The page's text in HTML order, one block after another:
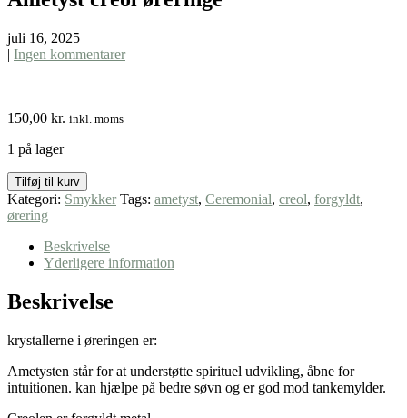
juli 16, 2025
| Ingen kommentarer
150,00 kr. inkl. moms
1 på lager
Ametyst
creol
øreringe
Tilføj til kurv
Kategori: Smykker Tags: ametyst, Ceremonial, creol, forgyldt,
ørering
Beskrivelse
Yderligere information
Beskrivelse
krystallerne i øreringen er:
Ametysten står for at understøtte spirituel udvikling, åbne for
intuitionen. kan hjælpe på bedre søvn og er god mod tankemylder.